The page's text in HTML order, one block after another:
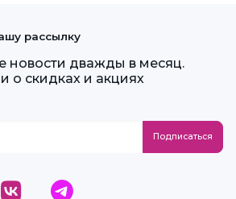
рассылку
новости дважды в месяц.
о скидках и акциях